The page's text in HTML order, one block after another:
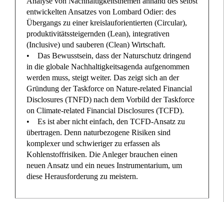
entwickelten Ansatzes von Lombard Odier: des
Übergangs zu einer kreislauforientierten (Circular),
produktivitätssteigernden (Lean), integrativen
(Inclusive) und sauberen (Clean) Wirtschaft.
• Das Bewusstsein, dass der Naturschutz dringend
in die globale Nachhaltigkeitsagenda aufgenommen
werden muss, steigt weiter. Das zeigt sich an der
Gründung der Taskforce on Nature-related Financial
Disclosures (TNFD) nach dem Vorbild der Taskforce
on Climate-related Financial Disclosures (TCFD).
• Es ist aber nicht einfach, den TCFD-Ansatz zu
übertragen. Denn naturbezogene Risiken sind
komplexer und schwieriger zu erfassen als
Kohlenstoffrisiken. Die Anleger brauchen einen
neuen Ansatz und ein neues Instrumentarium, um
diese Herausforderung zu meistern.